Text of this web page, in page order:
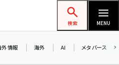
ョップ担当者フォーラム
検索 MENU
外情報 海外 AI メタバース